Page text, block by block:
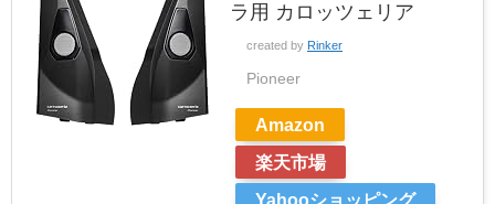
ラ用 カロッツェリア
created by Rinker
Pioneer
Amazon
楽天市場
Yahooショッピング